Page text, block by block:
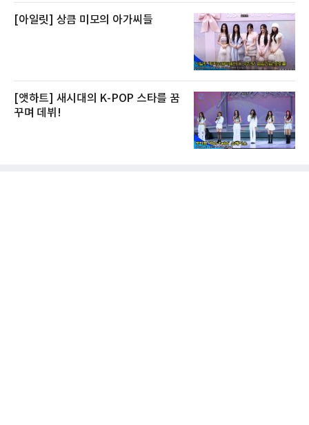
[아일릿] 상큼 미모의 아가씨들
[앳하트] 새시대의 K-POP 스타를 꿈
꾸며 데뷔!